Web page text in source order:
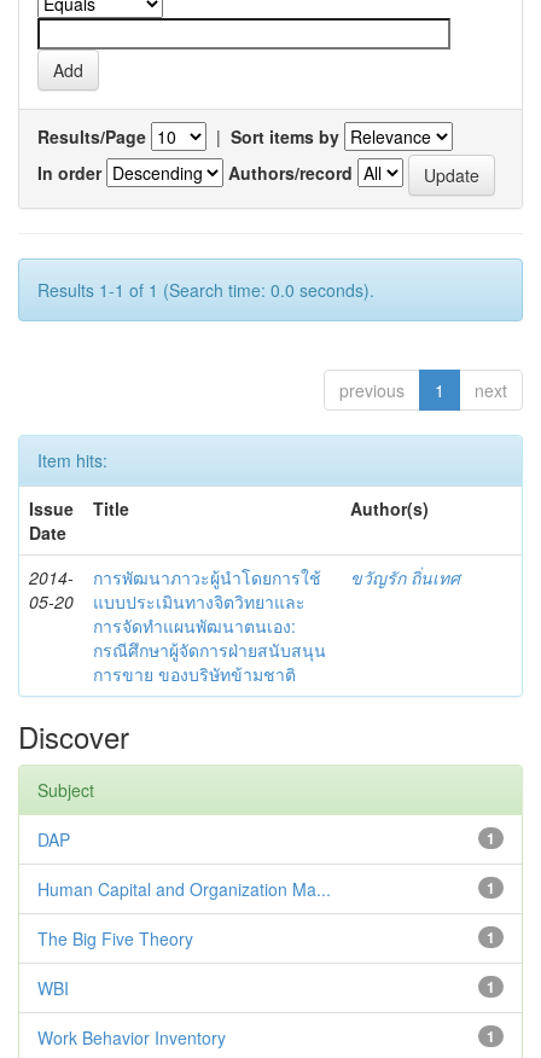
Results/Page | Sort items by
In order
Authors/record
Results 1-1 of 1 (Search time: 0.0 seconds).
previous 1 next
Item hits:
Issue
Date
Title Author(s)
2014-
05-20
การพัฒนาภาวะผู้นำโดยการใช้
แบบประเมินทางจิตวิทยาและ
การจัดทำแผนพัฒนาตนเอง:
กรณีศึกษาผู้จัดการฝ่ายสนับสนุน
การขาย ของบริษัทข้ามชาติ
ขวัญรัก ถิ่นเทศ
Discover
Subject
1
DAP
1
Human Capital and Organization Ma...
1
The Big Five Theory
1
WBI
1
Work Behavior Inventory